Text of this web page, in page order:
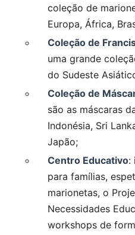
coleção de
Europa, África,
Coleção de
uma grande
do Sudeste
Coleção de
são as máscaras
Indonésia, Sri
Japão;
Centro Educativo:
para famílias,
marionetas, o
Necessidades
workshops de